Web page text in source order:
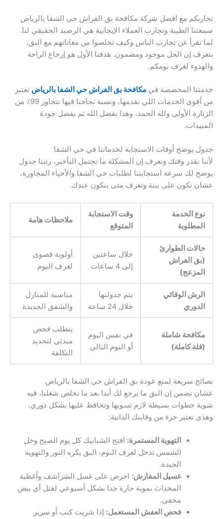
تجاربكم مع افضل شركة مكافحة بق الفراش حي الشفا بالرياض
سمعتنا الطيبة وتجارب العملاء الإيجابية هي الرصيد الحقيقي لنا.
لما تقرأ عن تجارب الناس وكيف تخلصوا من معاناتهم مع البق،
بتعرف إن الحل موجود ومضمون. هدفنا الأول هو إرجاع الراحة
والهدوء لغرف نومكم.
خدمتنا المخصصة في مكافحة بق الفراش حي الشفا بالرياض تعتبر
من أقوى الخدمات اللي نقدمها، ونسبة نجاحنا فيها تتجاوز 99٪ من
الزيارة الأولى ولله الحمد، وهذا بفضل الله ثم بفضل جودة
المبيدات.
جدول يوضح أوقات الاستجابة لخدماتنا في حي الشفا
لأننا نقدر وقتك ونعرف إن المشكلة ما تحتمل التأخير، رتبنا جدول
يوضح لك سرعة استجابتنا لطلبات حي الشفا والأحياء المجاورة،
عشان تكون على بينة وتعرف متى بنكون عندك.
نوع الخدمة
المطلوبة
وقت الاستجابة
المتوقع
ملاحظات هامة
حالات الطوارئ
(بق الفراش
المزعج)
خلال ساعتين
إلى 4 ساعات
أولوية قصوى
لغرف النوم
الرش الوقائي
الدوري
يتم جدولتها
خلال 24 ساعة
مناسبة للمنازل
والشقق الجديدة
مكافحة شاملة
(فلة كاملة)
في نفس اليوم
أو اليوم التالي
يتطلب فحص
مبدئي لتحديد
التكلفة
نصائح سريعة لمنع عودة بق الفراش حي الشفا بالرياض
عشان تضمن إن البق ما يرجع لك أبدا بعد ما نخلص شغلنا، فيه
شوية خطوات بسيطة لازم تسويها وتحافظ عليها بشكل دوري،
وهذي تعتبر جزء من وقايتك الذاتية:
التهوية المستمرة: افتح الشبابيك كل يوم الصبح وخل
الشمس تدخل لغرف النوم، البق يكره النور والتهوية
الجيدة.
غسيل المفارش: احرص على غسل الشراشف وأغطية
المخدات بموية حارة جدا بشكل أسبوعي لقتل أي بيض
مخفي.
فحص العفش المستعمل: إذا شريت كنب أو سرير